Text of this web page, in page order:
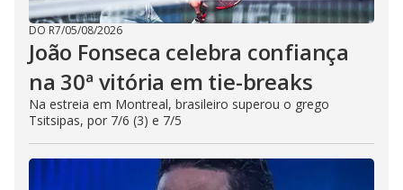
DO R7/05/08/2026
João Fonseca celebra confiança
na 30ª vitória em tie-breaks
Na estreia em Montreal, brasileiro superou o grego
Tsitsipas, por 7/6 (3) e 7/5